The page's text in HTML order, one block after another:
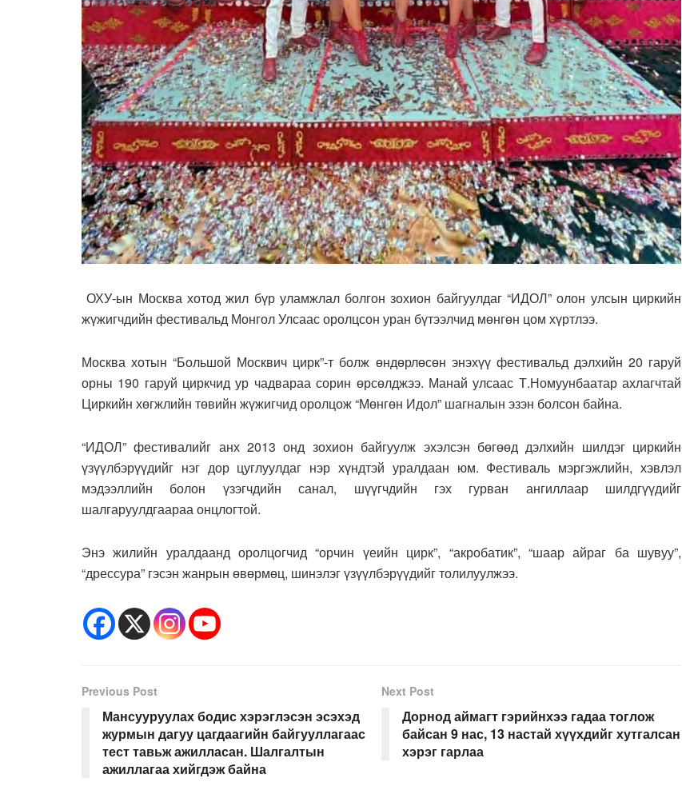
ОХУ-ын Москва хотод жил бүр уламжлал болгон зохион байгуулдаг “ИДОЛ” олон улсын циркийн
жүжигчдийн фестивальд Монгол Улсаас оролцсон уран бүтээлчид мөнгөн цом хүртлээ.
Москва хотын “Большой Москвич цирк”-т болж өндөрлөсөн энэхүү фестивальд дэлхийн 20 гаруй
орны 190 гаруй циркчид ур чадвараа сорин өрсөлджээ. Манай улсаас Т.Номуунбаатар ахлагчтай
Циркийн хөгжлийн төвийн жүжигчид оролцож “Мөнгөн Идол” шагналын эзэн болсон байна.
“ИДОЛ” фестивалийг анх 2013 онд зохион байгуулж эхэлсэн бөгөөд дэлхийн шилдэг циркийн
үзүүлбэрүүдийг нэг дор цуглуулдаг нэр хүндтэй уралдаан юм. Фестиваль мэргэжлийн, хэвлэл
мэдээллийн болон үзэгчдийн санал, шүүгчдийн гэх гурван ангиллаар шилдгүүдийг
шалгаруулдгаараа онцлогтой.
Энэ жилийн уралдаанд оролцогчид “орчин үеийн цирк”, “акробатик”, “шаар айраг ба шувуу”,
“дрессура” гэсэн жанрын өвөрмөц, шинэлэг үзүүлбэрүүдийг толилуулжээ.
Previous Post
Мансууруулах бодис хэрэглэсэн эсэхэд
журмын дагуу цагдаагийн байгууллагаас
тест тавьж ажилласан. Шалгалтын
ажиллагаа хийгдэж байна
Next Post
Дорнод аймагт гэрийнхээ гадаа тоглож
байсан 9 нас, 13 настай хүүхдийг хутгалсан
хэрэг гарлаа